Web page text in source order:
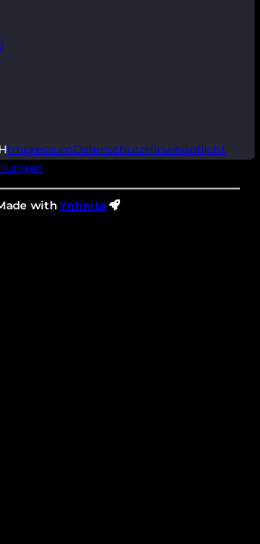
Impressum DatenschutzHinweispflicht
with Ynfinite